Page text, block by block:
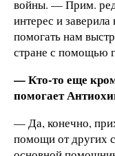
войны. — Прим.
интерес и
помогать нам
стране с помощью
— Кто-то еще
помогает
— Да, конечно,
помощи от других